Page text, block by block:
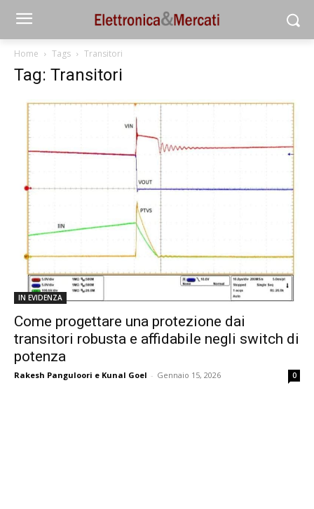
Home Tags Transitori
Tag: Transitori
IN EVIDENZA
Come progettare una protezione dai
transitori robusta e affidabile negli switch di
potenza
Rakesh Panguloori e Kunal Goel - Gennaio 15, 2026 0